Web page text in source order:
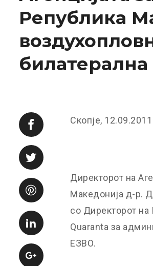
Република
Скопје, 12.09.2011
Директорот на
Македонија д-р.
со Директорот на
Quaranta за
ЕЗВО.